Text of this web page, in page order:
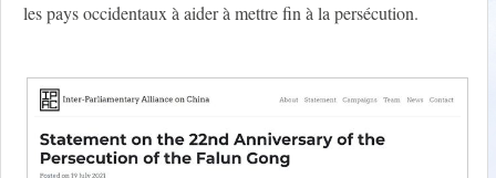
les pays occidentaux à aider à mettre fin à la persécution.